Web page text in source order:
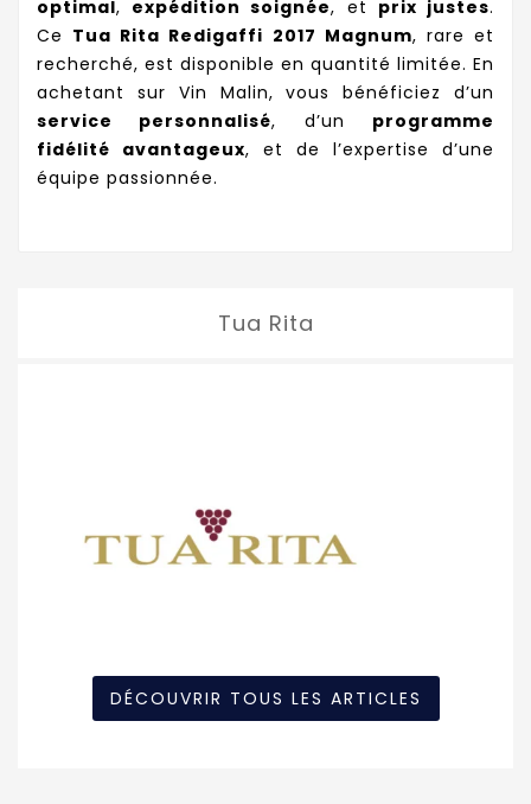
optimal, expédition soignée, et prix justes.
Ce Tua Rita Redigaffi 2017 Magnum, rare et
recherché, est disponible en quantité limitée. En
achetant sur Vin Malin, vous bénéficiez d’un
service personnalisé, d’un programme
fidélité avantageux, et de l’expertise d’une
équipe passionnée.
Tua Rita
DÉCOUVRIR TOUS LES ARTICLES